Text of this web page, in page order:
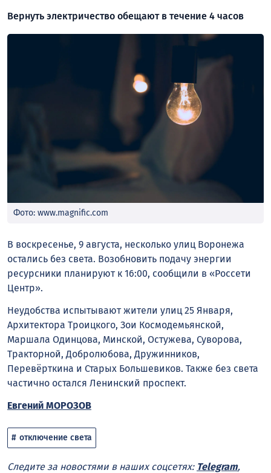
Вернуть электричество обещают в течение 4 часов
Фото: www.magnific.com
В воскресенье, 9 августа, несколько улиц Воронежа
остались без света. Возобновить подачу энергии
ресурсники планируют к 16:00, сообщили в «Россети
Центр».
Неудобства испытывают жители улиц 25 Января,
Архитектора Троицкого, Зои Космодемьянской,
Маршала Одинцова, Минской, Остужева, Суворова,
Тракторной, Добролюбова, Дружинников,
Перевёрткина и Старых Большевиков. Также без света
частично остался Ленинский проспект.
Евгений МОРОЗОВ
отключение света
Следите за новостями в наших соцсетях: Telegram,